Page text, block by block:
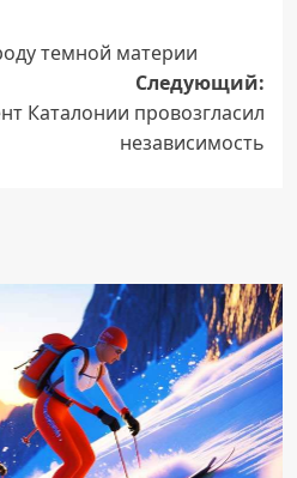
темной материи
Следующий:
Каталонии провозгласил
независимость